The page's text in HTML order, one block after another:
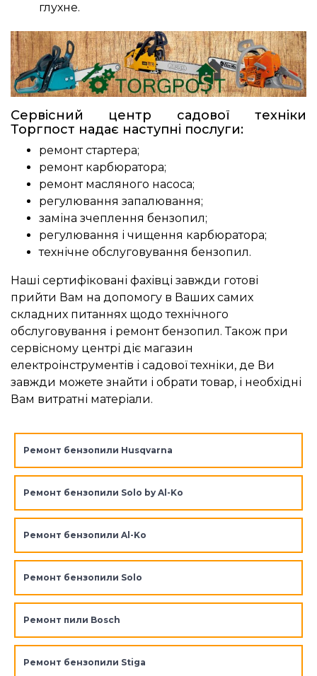
глухне.
Сервісний центр садової техніки
Торгпост надає наступні послуги:
ремонт стартера;
ремонт карбюратора;
ремонт масляного насоса;
регулювання запалювання;
заміна зчеплення бензопил;
регулювання і чищення карбюратора;
технічне обслуговування бензопил.
Наші сертифіковані фахівці завжди готові
прийти Вам на допомогу в Ваших самих
складних питаннях щодо технічного
обслуговування і ремонт бензопил. Також при
сервісному центрі діє магазин
електроінструментів і садової техніки, де Ви
завжди можете знайти і обрати товар, і необхідні
Вам витратні матеріали.
Ремонт бензопили Husqvarna
Ремонт бензопили Solo by Al-Ko
Ремонт бензопили Al-Ko
Ремонт бензопили Solo
Ремонт пили Bosch
Ремонт бензопили Stiga